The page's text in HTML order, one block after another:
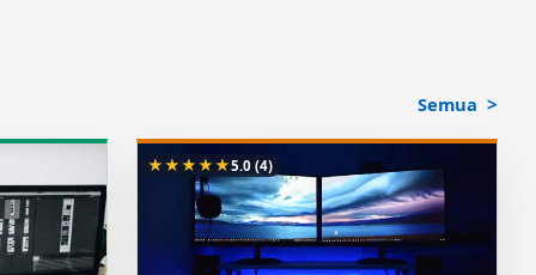
Semua
★★★★★5.0(4)